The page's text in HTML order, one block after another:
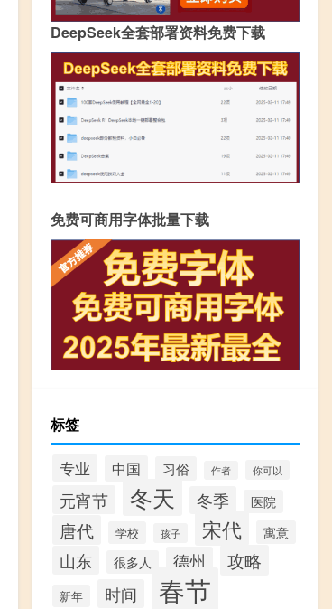
DeepSeek全套部署资料免费下载
免费可商用字体批量下载
标签
专业 中国 习俗 作者 你可以
元宵节 冬天 冬季 医院
唐代 学校 孩子 宋代 寓意
山东 很多人 德州 攻略
新年 时间 春节